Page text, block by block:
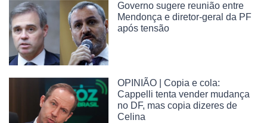
Governo sugere reunião entre
Mendonça e diretor-geral da PF
após tensão
OPINIÃO | Copia e cola:
Cappelli tenta vender mudança
no DF, mas copia dizeres de
Celina